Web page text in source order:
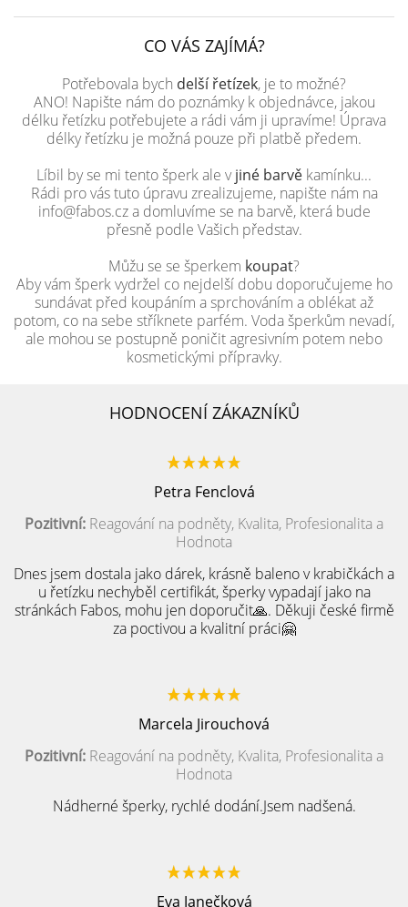
CO VÁS ZAJÍMÁ?
Potřebovala bych delší řetízek, je to možné?
ANO! Napište nám do poznámky k objednávce, jakou
délku řetízku potřebujete a rádi vám ji upravíme! Úprava
délky řetízku je možná pouze při platbě předem.
Líbil by se mi tento šperk ale vjiné barvě kamínku...
Rádi pro vás tuto úpravu zrealizujeme, napište nám na
info@fabos.cz a domluvíme se na barvě, která bude
přesně podle Vašich představ.
Můžu se se šperkem koupat?
Aby vám šperk vydržel co nejdelší dobu doporučujeme ho
sundávat před koupáním a sprchováním a oblékat až
potom, co na sebe stříknete parfém. Voda šperkům nevadí,
ale mohou se postupně poničit agresivním potem nebo
kosmetickými přípravky.
HODNOCENÍ ZÁKAZNÍKŮ
Petra Fenclová
Pozitivní: Reagování na podněty, Kvalita, Profesionalita a
Hodnota
Dnes jsem dostala jako dárek, krásně baleno v krabičkách a
u řetízku nechyběl certifikát, šperky vypadají jako na
stránkách Fabos, mohu jen doporučit🙏. Děkuji české firmě
za poctivou a kvalitní práci🤗
Marcela Jirouchová
Pozitivní: Reagování na podněty, Kvalita, Profesionalita a
Hodnota
Nádherné šperky, rychlé dodání.Jsem nadšená.
Eva Janečková